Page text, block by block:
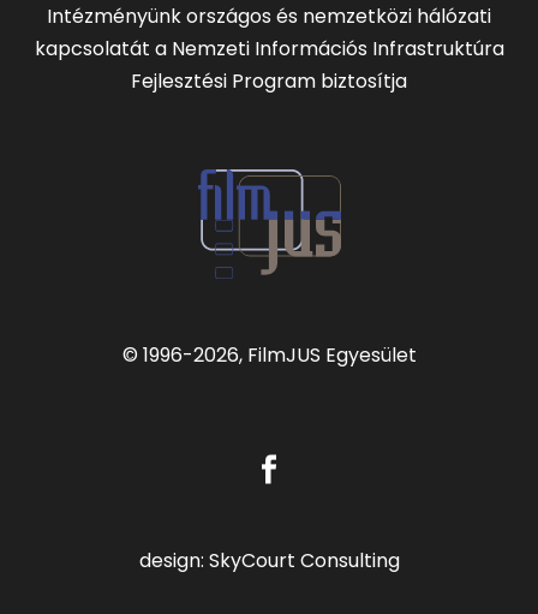
Intézményünk országos és nemzetközi hálózati
kapcsolatát a Nemzeti Információs Infrastruktúra
Fejlesztési Program biztosítja
© 1996-2026, FilmJUS Egyesület
design: SkyCourt Consulting